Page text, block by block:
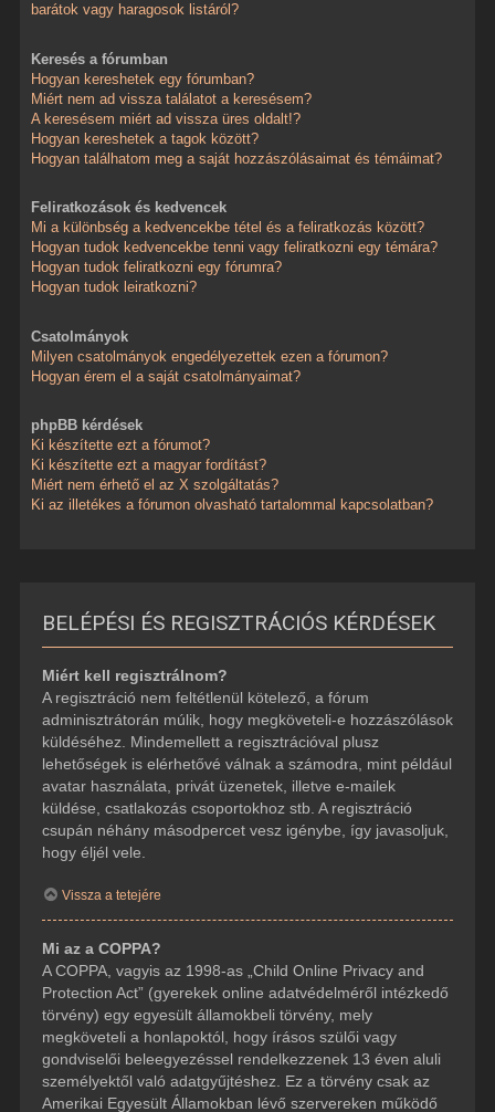
barátok vagy haragosok listáról?
Keresés a fórumban
Hogyan kereshetek egy fórumban?
Miért nem ad vissza találatot a keresésem?
A keresésem miért ad vissza üres oldalt!?
Hogyan kereshetek a tagok között?
Hogyan találhatom meg a saját hozzászólásaimat és témáimat?
Feliratkozások és kedvencek
Mi a különbség a kedvencekbe tétel és a feliratkozás között?
Hogyan tudok kedvencekbe tenni vagy feliratkozni egy témára?
Hogyan tudok feliratkozni egy fórumra?
Hogyan tudok leiratkozni?
Csatolmányok
Milyen csatolmányok engedélyezettek ezen a fórumon?
Hogyan érem el a saját csatolmányaimat?
phpBB kérdések
Ki készítette ezt a fórumot?
Ki készítette ezt a magyar fordítást?
Miért nem érhető el az X szolgáltatás?
Ki az illetékes a fórumon olvasható tartalommal kapcsolatban?
BELÉPÉSI ÉS REGISZTRÁCIÓS KÉRDÉSEK
Miért kell regisztrálnom?
A regisztráció nem feltétlenül kötelező, a fórum
adminisztrátorán múlik, hogy megköveteli-e hozzászólások
küldéséhez. Mindemellett a regisztrációval plusz
lehetőségek is elérhetővé válnak a számodra, mint például
avatar használata, privát üzenetek, illetve e-mailek
küldése, csatlakozás csoportokhoz stb. A regisztráció
csupán néhány másodpercet vesz igénybe, így javasoljuk,
hogy éljél vele.
Vissza a tetejére
Mi az a COPPA?
A COPPA, vagyis az 1998-as „Child Online Privacy and
Protection Act” (gyerekek online adatvédelméről intézkedő
törvény) egy egyesült államokbeli törvény, mely
megköveteli a honlapoktól, hogy írásos szülői vagy
gondviselői beleegyezéssel rendelkezzenek 13 éven aluli
személyektől való adatgyűjtéshez. Ez a törvény csak az
Amerikai Egyesült Államokban lévő szervereken működő